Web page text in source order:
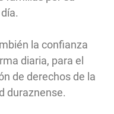
la confianza
diaria, para el
de derechos de la
duraznense.